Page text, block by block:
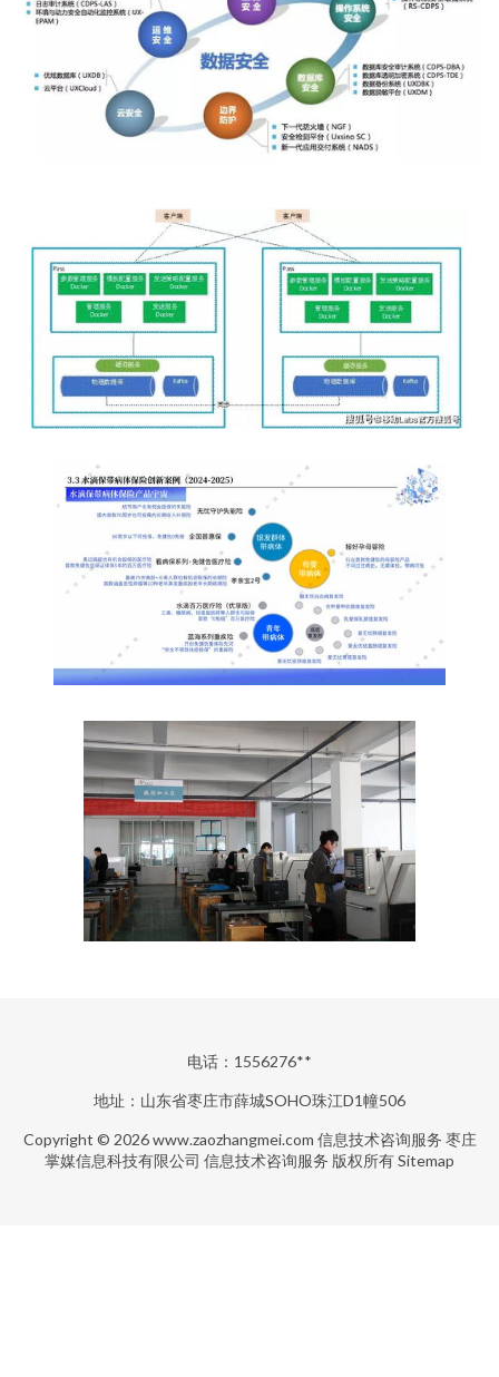
电话：1556276**
地址：山东省枣庄市薛城SOHO珠江D1幢506
Copyright © 2026www.zaozhangmei.com 信息技术咨询服务 枣庄
掌媒信息科技有限公司 信息技术咨询服务 版权所有Sitemap